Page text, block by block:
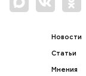
Новости
Статьи
Мнения